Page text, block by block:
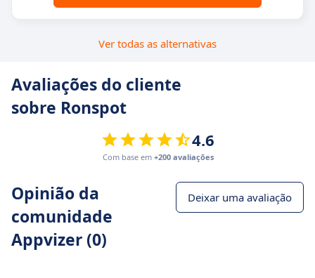
Ver todas as alternativas
Avaliações do cliente
sobre Ronspot
4.6
Com base em +200 avaliações
Opinião da
comunidade
Appvizer (0)
Deixar uma avaliação